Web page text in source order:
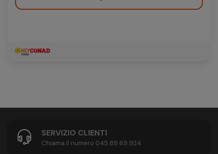
SERVIZIO CLIENTI
Chiama il numero 045.89.69.924